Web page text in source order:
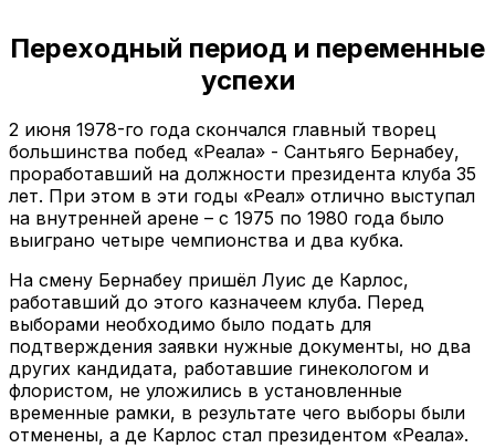
Переходный период и переменные
успехи
2 июня 1978-го года скончался главный творец
большинства побед «Реала» - Сантьяго Бернабеу,
проработавший на должности президента клуба 35
лет. При этом в эти годы «Реал» отлично выступал
на внутренней арене – с 1975 по 1980 года было
выиграно четыре чемпионства и два кубка.
На смену Бернабеу пришёл Луис де Карлос,
работавший до этого казначеем клуба. Перед
выборами необходимо было подать для
подтверждения заявки нужные документы, но два
других кандидата, работавшие гинекологом и
флористом, не уложились в установленные
временные рамки, в результате чего выборы были
отменены, а де Карлос стал президентом «Реала».